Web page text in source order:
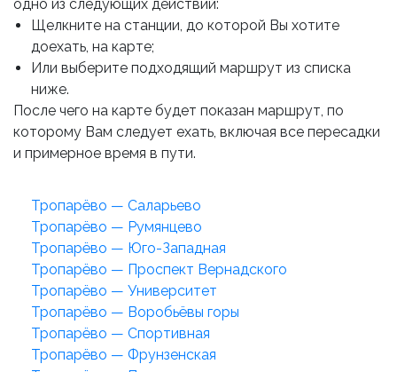
одно из следующих действий:
Щелкните на станции, до которой Вы хотите
доехать, на карте;
Или выберите подходящий маршрут из списка
ниже.
После чего на карте будет показан маршрут, по
которому Вам следует ехать, включая все пересадки
и примерное время в пути.
Тропарёво — Саларьево
Тропарёво — Румянцево
Тропарёво — Юго-Западная
Тропарёво — Проспект Вернадского
Тропарёво — Университет
Тропарёво — Воробьёвы горы
Тропарёво — Спортивная
Тропарёво — Фрунзенская